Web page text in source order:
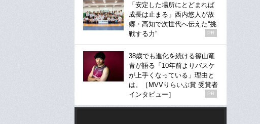
「安定した場所にとどまれば
成長は止まる」西内悠人が故
郷・高知で次世代へ伝えた“挑
戦する力”
PR
38歳でも進化を続ける篠山竜
青が語る「10年前よりバスケ
が上手くなっている」理由と
は。［MVVりらいぶ賞 受賞者
インタビュー］
PR